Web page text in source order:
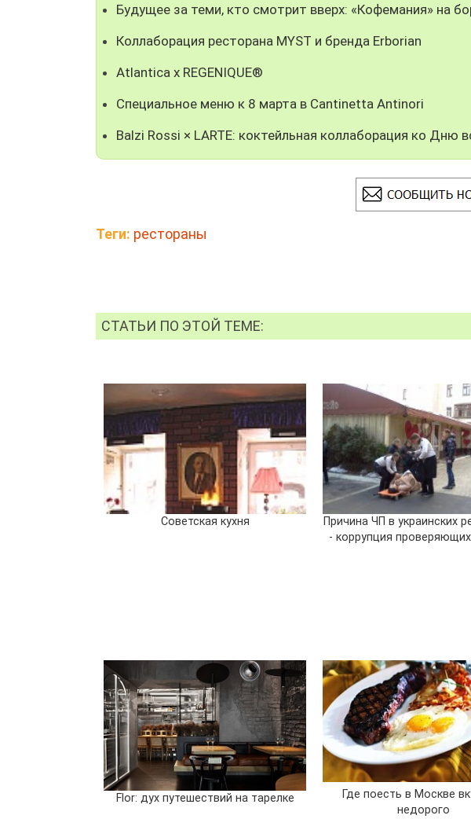
Будущее за теми, кто смотрит вверх: «Кофемания» на
Коллаборация ресторана MYST и бренда Erborian
Atlantica x REGENIQUE®
Специальное меню к 8 марта в Cantinetta Antinori
Balzi Rossi × LARTE: коктейльная коллаборация ко Дню
Теги: рестораны
СТАТЬИ ПО ЭТОЙ ТЕМЕ:
Советская кухня
Причина ЧП в украинских
- коррупция
Flor: дух путешествий на тарелке
Где поесть в Москве
недорого